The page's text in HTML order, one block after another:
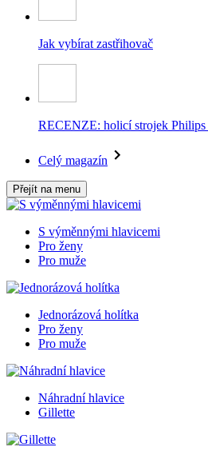
Jak vybírat zastřihovač
RECENZE: holicí strojek Philips
Celý magazín
Přejít na menu
S výměnnými hlavicemi
Pro ženy
Pro muže
Jednorázová holítka
Pro ženy
Pro muže
Náhradní hlavice
Gillette